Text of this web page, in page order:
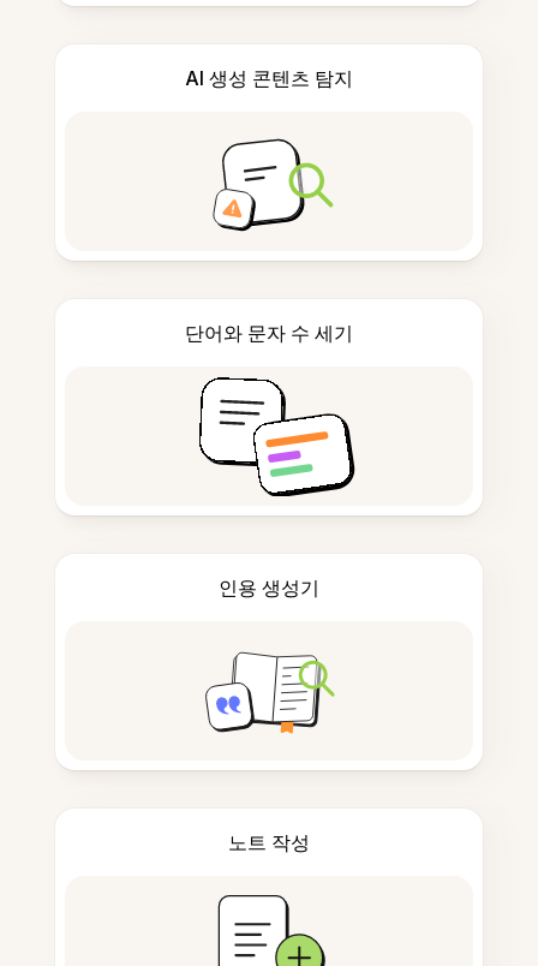
AI 생성 콘텐츠 탐지
단어와 문자 수 세기
인용 생성기
노트 작성